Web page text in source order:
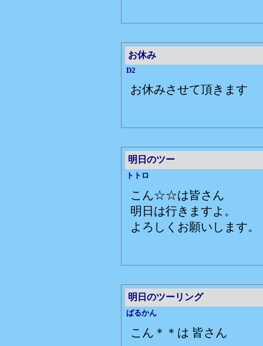
お休み
D2
お休みさせて頂きます
明日のツー
トトロ
こん☆☆は皆さん
明日は行きますよ。
よろしくお願いします。
明日のツーリング
ばるかん
こん＊＊は 皆さん